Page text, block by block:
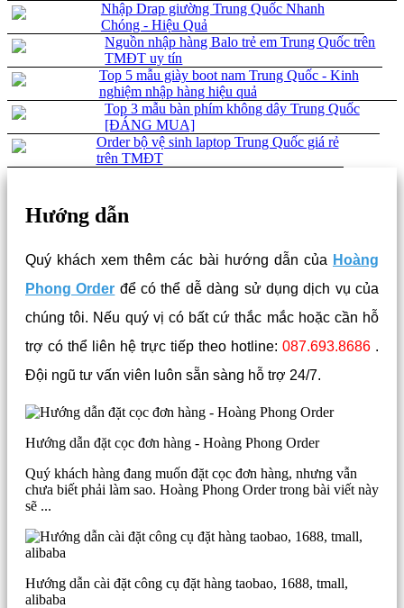
Nhập Drap giường Trung Quốc Nhanh
Chóng - Hiệu Quả
Nguồn nhập hàng Balo trẻ em Trung Quốc trên
TMĐT uy tín
Top 5 mẫu giày boot nam Trung Quốc - Kinh
nghiệm nhập hàng hiệu quả
Top 3 mẫu bàn phím không dây Trung Quốc
[ĐÁNG MUA]
Order bộ vệ sinh laptop Trung Quốc giá rẻ
trên TMĐT
Hướng dẫn
Quý khách xem thêm các bài hướng dẫn của Hoàng
Phong Order để có thể dễ dàng sử dụng dịch vụ của
chúng tôi. Nếu quý vị có bất cứ thắc mắc hoặc cần hỗ
trợ có thể liên hệ trực tiếp theo hotline: 087.693.8686 .
Đội ngũ tư vấn viên luôn sẵn sàng hỗ trợ 24/7.
Hướng dẫn đặt cọc đơn hàng - Hoàng Phong Order
Quý khách hàng đang muốn đặt cọc đơn hàng, nhưng vẫn
chưa biết phải làm sao. Hoàng Phong Order trong bài viết này
sẽ ...
Hướng dẫn cài đặt công cụ đặt hàng taobao, 1688, tmall,
alibaba